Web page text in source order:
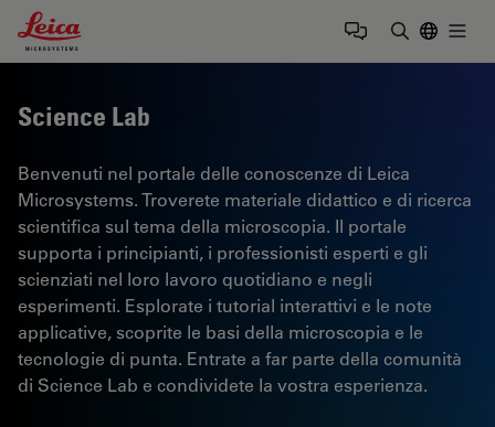
Leica Microsystems Logo
Science Lab
Benvenuti nel portale delle conoscenze di Leica
Microsystems. Troverete materiale didattico e di ricerca
scientifica sul tema della microscopia. Il portale
supporta i principianti, i professionisti esperti e gli
scienziati nel loro lavoro quotidiano e negli
esperimenti. Esplorate i tutorial interattivi e le note
applicative, scoprite le basi della microscopia e le
tecnologie di punta. Entrate a far parte della comunità
di Science Lab e condividete la vostra esperienza.